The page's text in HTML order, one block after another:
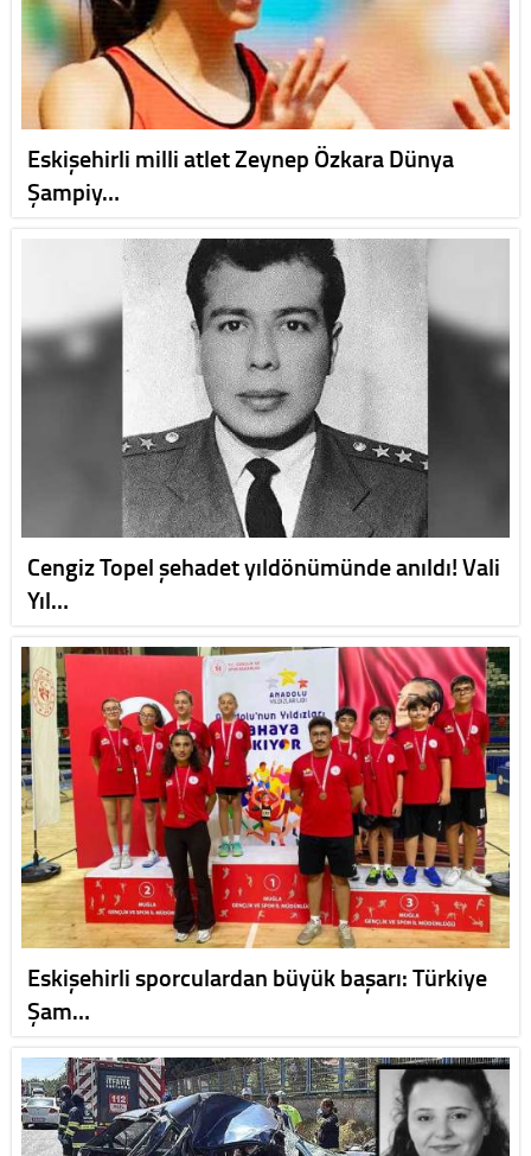
Eskişehirli milli atlet Zeynep Özkara Dünya
Şampiy…
Cengiz Topel şehadet yıldönümünde anıldı! Vali
Yıl…
Eskişehirli sporculardan büyük başarı: Türkiye
Şam…